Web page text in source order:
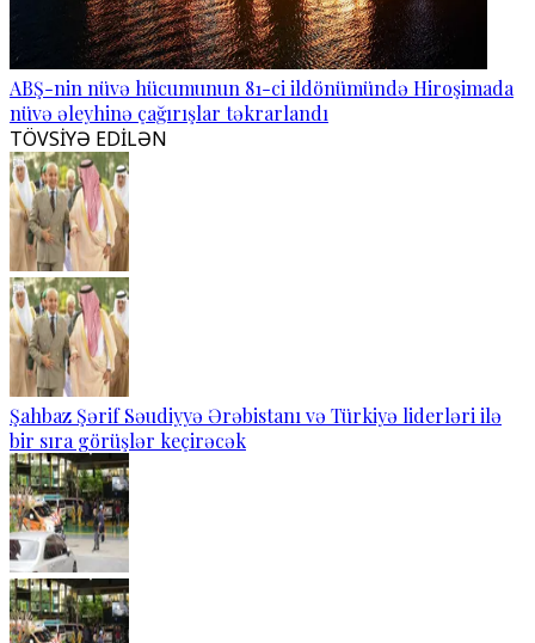
ABŞ-nin nüvə hücumunun 81-ci ildönümündə Hiroşimada
nüvə əleyhinə çağırışlar təkrarlandı
TÖVSİYƏ EDİLƏN
Şahbaz Şərif Səudiyyə Ərəbistanı və Türkiyə liderləri ilə
bir sıra görüşlər keçirəcək